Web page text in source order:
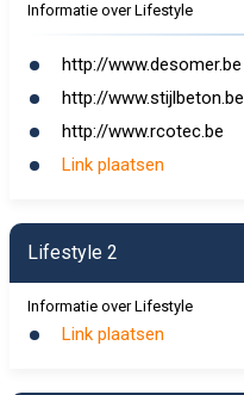
Informatie over Lifestyle
http://www.desomer.be
http://www.stijlbeton.be
http://www.rcotec.be
Link plaatsen
Lifestyle 2
Informatie over Lifestyle
Link plaatsen